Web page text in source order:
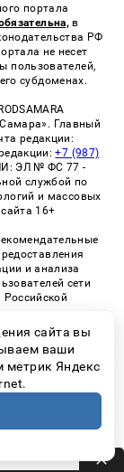
портала
в
РФ
не несет
пользователей,
субдоменах.
Главный
редакции:
+7 (987)
ЭЛ № ФС 77 -
службой по
и массовых
16+
и анализа
сети
«СМИ2» (PDF)
сайта вы
ваши
метрик Яндекс